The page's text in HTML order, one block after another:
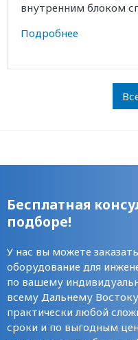
внутренним блоком
Подробнее
Бесплатная
подборе!
У нас вы можете
оборудование для
по вашему
всему Дальнему
практически любой
сроки и по выгодным